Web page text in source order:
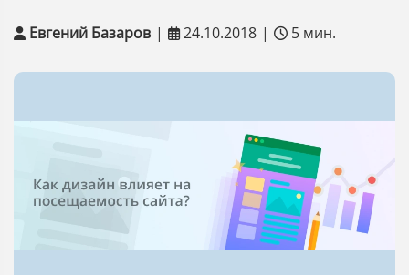
Евгений Базаров | 24.10.2018 | 5 мин.